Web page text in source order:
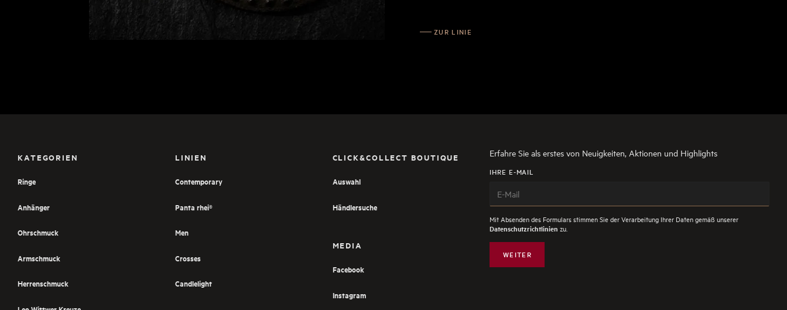
ZUR LINIE
KATEGORIEN
Ringe
Anhänger
Ohrschmuck
Armschmuck
Herrenschmuck
LINIEN
Contemporary
Panta rhei®
Men
Crosses
Candlelight
CLICK&COLLECT BOUTIQUE
Auswahl
Händlersuche
MEDIA
Facebook
Instagram
Erfahre Sie als erstes von Neuigkeiten, Aktionen und Highlights
IHRE E-MAIL
Mit Absenden des Formulars stimmen Sie der Verarbeitung Ihrer Daten gemäß unserer
Datenschutzrichtlinien zu.
WEITER